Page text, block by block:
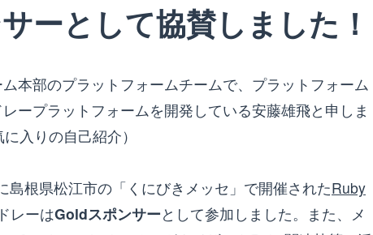
ーとして協賛しました！
本部のプラットフォームチームで、プラットフォーム
ープラットフォームを開発している安藤雄飛と申しま
入りの自己紹介）
島根県松江市の「くにびきメッセ」で開催されたRuby
レーはGoldスポンサーとして参加しました。また、メ